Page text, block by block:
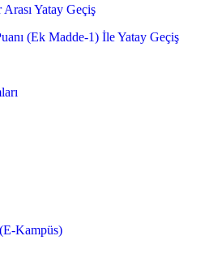
Yatay Geçiş
(Ek Madde-1) İle Yatay Geçiş
Kampüs)